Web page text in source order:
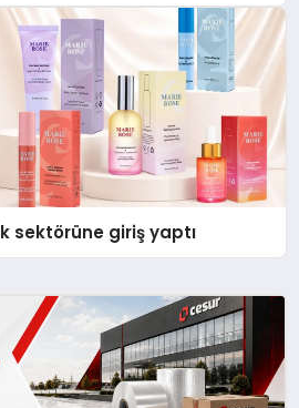
Aldı
sektörüne giriş yaptı